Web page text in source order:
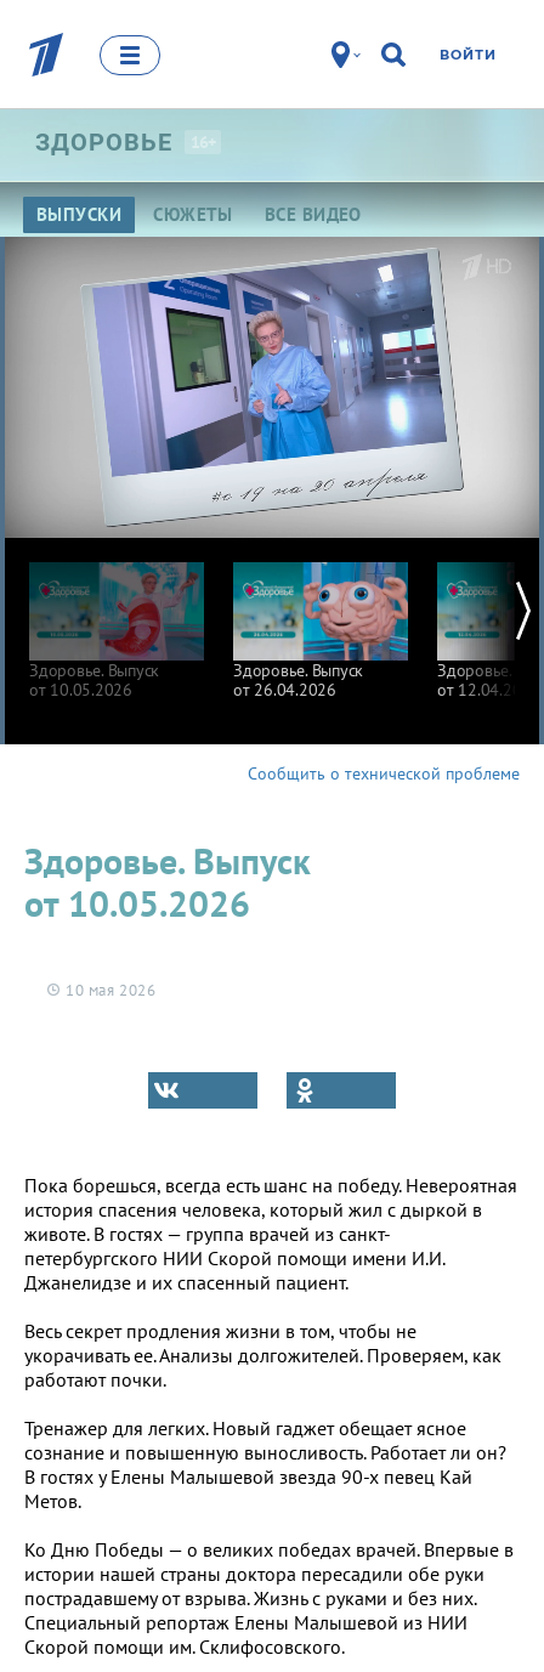
ВОЙТИ
ЗДОРОВЬЕ 16+
ВЫПУСКИ СЮЖЕТЫ ВСЕ ВИДЕО
Здоровье. Выпуск
от 10.05.2026
Здоровье. Выпуск
от 26.04.2026
Здоровье.
от 12.04.2026
Сообщить о технической проблеме
Здоровье. Выпуск
от 10.05.2026
10 мая 2026
Пока борешься, всегда есть шанс на победу. Невероятная
история спасения человека, который жил с дыркой в
животе. В гостях — группа врачей из санкт-
петербургского НИИ Скорой помощи имени И.И.
Джанелидзе и их спасенный пациент.
Весь секрет продления жизни в том, чтобы не
укорачивать ее. Анализы долгожителей. Проверяем, как
работают почки.
Тренажер для легких. Новый гаджет обещает ясное
сознание и повышенную выносливость. Работает ли он?
В гостях у Елены Малышевой звезда 90-х певец Кай
Метов.
Ко Дню Победы — о великих победах врачей. Впервые в
истории нашей страны доктора пересадили обе руки
пострадавшему от взрыва. Жизнь с руками и без них.
Специальный репортаж Елены Малышевой из НИИ
Скорой помощи им. Склифосовского.